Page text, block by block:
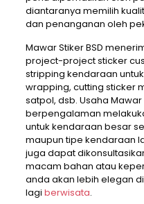
diantaranya memilih
dan penanganan oleh
Mawar Stiker BSD
project-project sticker
stripping kendaraan
wrapping, cutting sticker
satpol, dsb. Usaha Mawar
berpengalaman
untuk kendaraan besar
maupun tipe kendaraan
juga dapat
macam bahan atau
anda akan lebih elegan
lagi berwisata.